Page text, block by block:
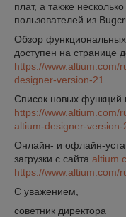
плат, а также
пользователей из
Обзор
доступен на странице
https://www.altium.com/
designer-version-21
Список новых функций
https://www.altium.com/
altium-designer-version-
Онлайн- и офлайн-
загрузки с сайта
https://www.altium.com/
С уважением,
советник директора